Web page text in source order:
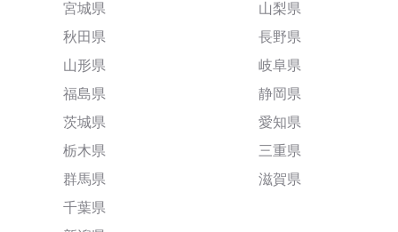
宮城県
秋田県
山形県
福島県
茨城県
栃木県
群馬県
千葉県
山梨県
長野県
岐阜県
静岡県
愛知県
三重県
滋賀県